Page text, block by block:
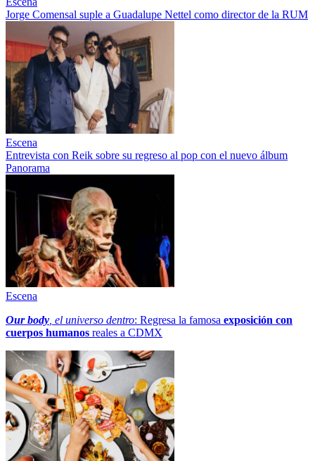
Jorge Comensal suple a Guadalupe Nettel como director de la RUM
Escena
Entrevista con Reik sobre su regreso al pop con el nuevo álbum
Panorama
Escena
Our body, el universo dentro: Regresa la famosa exposición con
cuerpos humanos reales a CDMX